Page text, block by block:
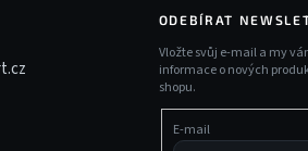
ODEBÍRAT
Vložte svůj e-mail a my
informace o nových
shopu.
E-mail